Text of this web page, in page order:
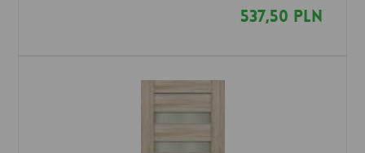
537,50 PLN